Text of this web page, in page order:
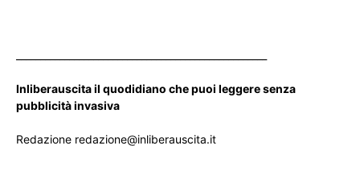
Inliberauscita il quodidiano che puoi leggere senza
pubblicità invasiva
Redazione redazione@inliberauscita.it